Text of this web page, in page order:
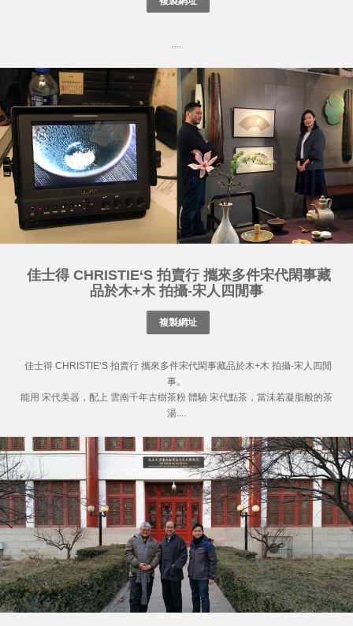
....
佳士得 CHRISTIE‘S 拍賣行 攜來多件宋代閑事藏
品於木+木 拍攝-宋人四閒事
佳士得 CHRISTIE‘S 拍賣行 攜來多件宋代閑事藏品於木+木 拍攝-宋人四閒
事。
能用 宋代美器，配上 雲南千年古樹茶粉 體驗 宋代點茶，當沬若凝脂般的茶
湯....